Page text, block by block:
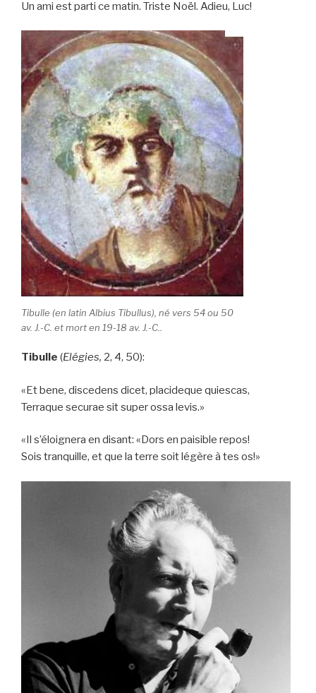
Un ami est parti ce matin. Triste Noël. Adieu, Luc!
Tibulle (en latin Albius Tibullus), né vers 54 ou 50
av. J.-C. et mort en 19-18 av. J.-C..
Tibulle (Elégies, 2, 4, 50):
«Et bene, discedens dicet, placideque quiescas,
Terraque securae sit super ossa levis.»
«Il s’éloignera en disant: «Dors en paisible repos!
Sois tranquille, et que la terre soit légère à tes os!»